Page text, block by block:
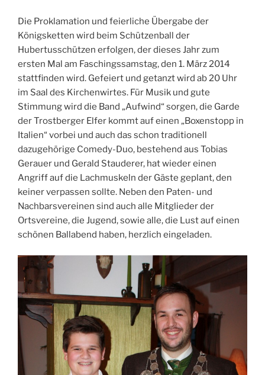
Die Proklamation und feierliche Übergabe der
Königsketten wird beim Schützenball der
Hubertusschützen erfolgen, der dieses Jahr zum
ersten Mal am Faschingssamstag, den 1. März 2014
stattfinden wird. Gefeiert und getanzt wird ab 20 Uhr
im Saal des Kirchenwirtes. Für Musik und gute
Stimmung wird die Band „Aufwind“ sorgen, die Garde
der Trostberger Elfer kommt auf einen „Boxenstopp in
Italien“ vorbei und auch das schon traditionell
dazugehörige Comedy-Duo, bestehend aus Tobias
Gerauer und Gerald Stauderer, hat wieder einen
Angriff auf die Lachmuskeln der Gäste geplant, den
keiner verpassen sollte. Neben den Paten- und
Nachbarsvereinen sind auch alle Mitglieder der
Ortsvereine, die Jugend, sowie alle, die Lust auf einen
schönen Ballabend haben, herzlich eingeladen.